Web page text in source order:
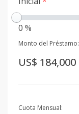
0 %
Monto del Préstamo:
US$ 184,000
Cuota Mensual: